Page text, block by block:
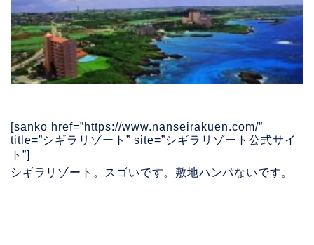
[sanko href=”https://www.nanseirakuen.com/”
title=”シギラリゾート” site=”シギラリゾート公式サイ
ト”]
シギラリゾート。スゴいです。敷地ハンパないです。